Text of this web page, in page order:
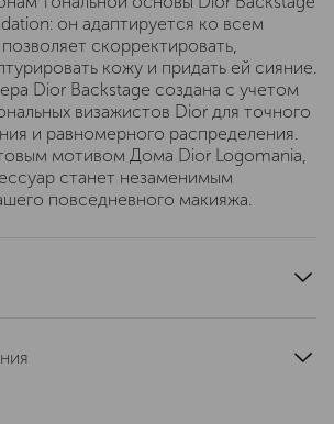
он адаптируется ко всем
скорректировать,
кожу и придать ей сияние.
Dior Backstage создана с учетом
визажистов Dior для точного
и равномерного распределения.
мотивом Дома Dior Logomania,
станет незаменимым
повседневного макияжа.